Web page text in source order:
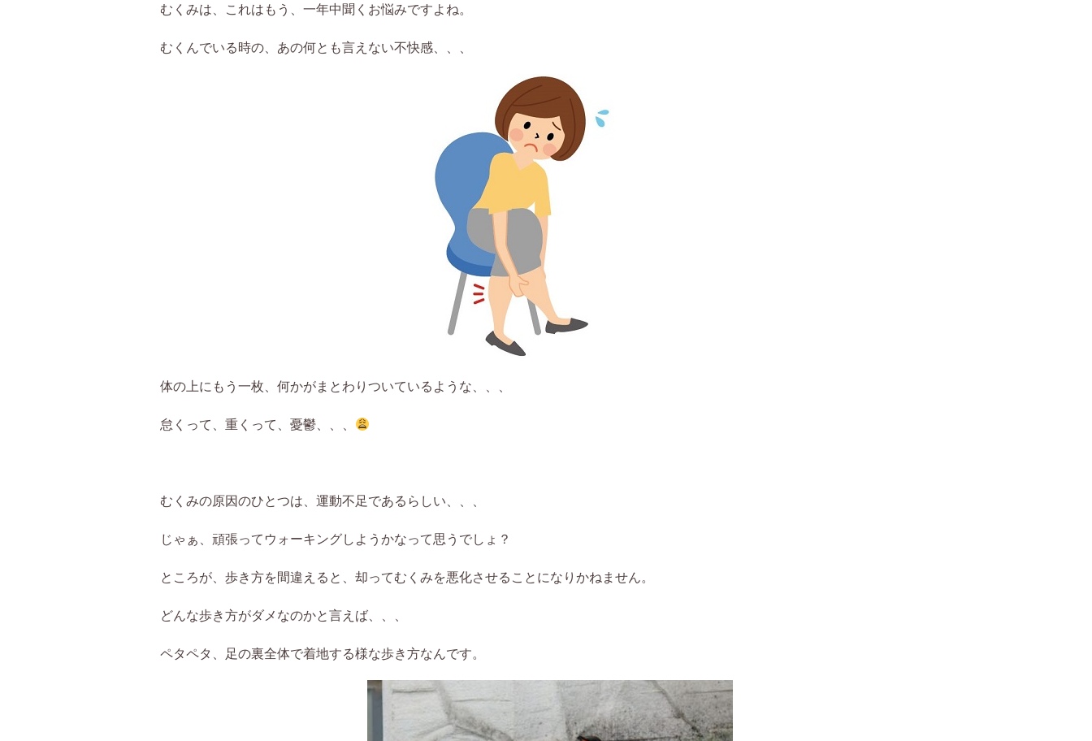
むくみは、これはもう、一年中聞くお悩みですよね。
むくんでいる時の、あの何とも言えない不快感、、、
体の上にもう一枚、何かがまとわりついているような、、、
怠くって、重くって、憂鬱、、、
むくみの原因のひとつは、運動不足であるらしい、、、
じゃぁ、頑張ってウォーキングしようかなって思うでしょ？
ところが、歩き方を間違えると、却ってむくみを悪化させることになりかねません。
どんな歩き方がダメなのかと言えば、、、
ペタペタ、足の裏全体で着地する様な歩き方なんです。